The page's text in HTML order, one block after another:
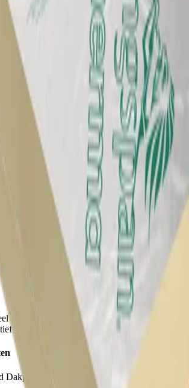
oplossing voor slanke constructies en
uit van ons Planet Passionate
Dakplaat